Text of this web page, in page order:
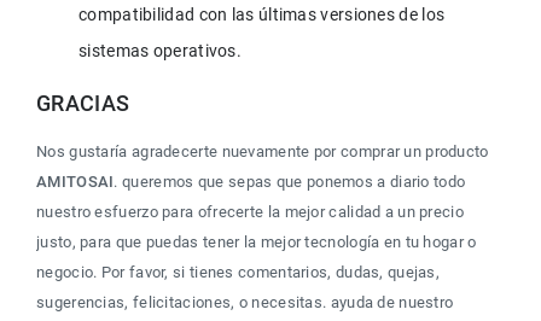
compatibilidad con las últimas versiones de los
sistemas operativos.
GRACIAS
Nos gustaría agradecerte nuevamente por comprar un producto
AMITOSAI. queremos que sepas que ponemos a diario todo
nuestro esfuerzo para ofrecerte la mejor calidad a un precio
justo, para que puedas tener la mejor tecnología en tu hogar o
negocio. Por favor, si tienes comentarios, dudas, quejas,
sugerencias, felicitaciones, o necesitas. ayuda de nuestro